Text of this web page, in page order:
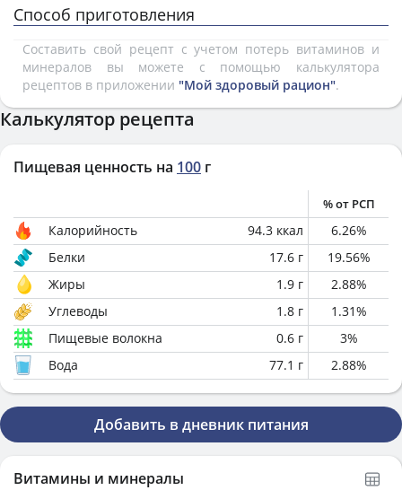
Способ приготовления
Составить свой рецепт с учетом потерь витаминов и
минералов вы можете с помощью калькулятора
рецептов в приложении "Мой здоровый рацион".
Калькулятор рецепта
Пищевая ценность на 100 г
% от РСП
Калорийность 94.3 ккал 6.26%
Белки
17.6 г 19.56%
Жиры
1.9 г 2.88%
Углеводы
1.8 г 1.31%
Пищевые волокна
0.6 г 3%
Вода
77.1 г 2.88%
Добавить в дневник питания
Витамины и минералы